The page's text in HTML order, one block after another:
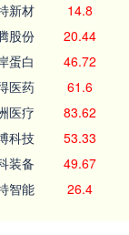
新材 14.8
股份 20.44
蛋白 46.72
医药 61.6
医疗 83.62
科技 53.33
装备 49.67
智能 26.4